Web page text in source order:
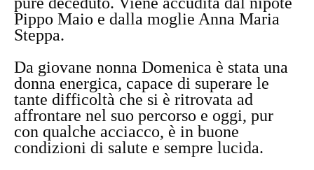
Pippo Maio e dalla moglie Anna Maria
Steppa.
Da giovane nonna Domenica è stata una
donna energica, capace di superare le
tante difficoltà che si è ritrovata ad
affrontare nel suo percorso e oggi, pur
con qualche acciacco, è in buone
condizioni di salute e sempre lucida.